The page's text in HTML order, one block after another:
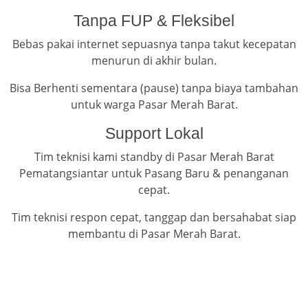
Tanpa FUP & Fleksibel
Bebas pakai internet sepuasnya tanpa takut kecepatan
menurun di akhir bulan.
Bisa Berhenti sementara (pause) tanpa biaya tambahan
untuk warga Pasar Merah Barat.
Support Lokal
Tim teknisi kami standby di Pasar Merah Barat
Pematangsiantar untuk Pasang Baru & penanganan
cepat.
Tim teknisi respon cepat, tanggap dan bersahabat siap
membantu di Pasar Merah Barat.